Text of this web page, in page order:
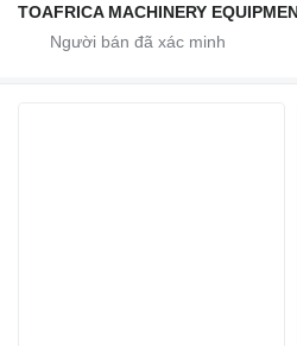
TOAFRICA MACHINERY